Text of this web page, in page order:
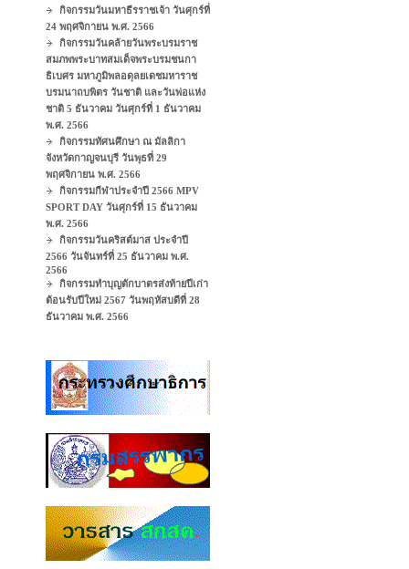
กิจกรรมวันมหาธีรราชเจ้า วันศุกร์ที่
24 พฤศจิกายน พ.ศ. 2566
กิจกรรมวันคล้ายวันพระบรมราช
สมภพพระบาทสมเด็จพระบรมชนกา
ธิเบศร มหาภูมิพลอดุลยเดชมหาราช
บรมนาถบพิตร วันชาติ และวันพ่อแห่ง
ชาติ 5 ธันวาคม วันศุกร์ที่ 1 ธันวาคม
พ.ศ. 2566
กิจกรรมทัศนศึกษา ณ มัลลิกา
จังหวัดกาญจนบุรี วันพุธที่ 29
พฤศจิกายน พ.ศ. 2566
กิจกรรมกีฬาประจำปี 2566 MPV
SPORT DAY วันศุกร์ที่ 15 ธันวาคม
พ.ศ. 2566
กิจกรรมวันคริสต์มาส ประจำปี
2566 วันจันทร์ที่ 25 ธันวาคม พ.ศ.
2566
กิจกรรมทำบุญตักบาตรส่งท้ายปีเก่า
ต้อนรับปีใหม่ 2567 วันพฤหัสบดีที่ 28
ธันวาคม พ.ศ. 2566